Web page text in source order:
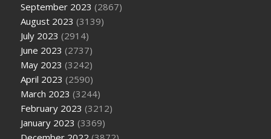
September 2023 (2867)
August 2023 (3139)
July 2023 (2914)
June 2023 (2737)
May 2023 (3242)
April 2023 (2590)
March 2023 (3244)
February 2023 (3212)
January 2023 (3369)